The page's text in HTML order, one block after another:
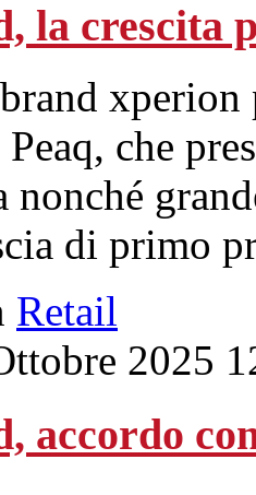
la crescita
che
nonché
di primo
Retail
2025
accordo